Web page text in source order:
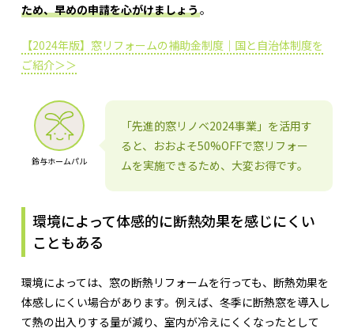
ため、早めの申請を心がけましょう。
【2024年版】窓リフォームの補助金制度｜国と自治体制度を
ご紹介＞＞
鈴与ホームパル
「先進的窓リノベ2024事業」を活用す
ると、おおよそ50%OFFで窓リフォー
ムを実施できるため、大変お得です。
環境によって体感的に断熱効果を感じにくい
こともある
環境によっては、窓の断熱リフォームを行っても、断熱効果を
体感しにくい場合があります。例えば、冬季に断熱窓を導入し
て熱の出入りする量が減り、室内が冷えにくくなったとして